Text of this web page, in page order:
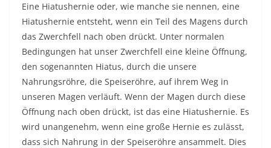
Eine Hiatushernie oder, wie manche sie nennen, eine
Hiatushernie entsteht, wenn ein Teil des Magens durch
das Zwerchfell nach oben drückt. Unter normalen
Bedingungen hat unser Zwerchfell eine kleine Öffnung,
den sogenannten Hiatus, durch die unsere
Nahrungsröhre, die Speiseröhre, auf ihrem Weg in
unseren Magen verläuft. Wenn der Magen durch diese
Öffnung nach oben drückt, ist das eine Hiatushernie. Es
wird unangenehm, wenn eine große Hernie es zulässt,
dass sich Nahrung in der Speiseröhre ansammelt. Dies